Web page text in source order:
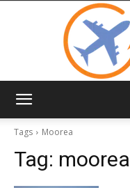
Tags
Moorea
Tag: moorea